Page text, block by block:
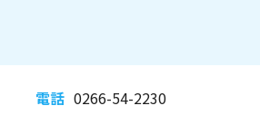
電話 0266-54-2230